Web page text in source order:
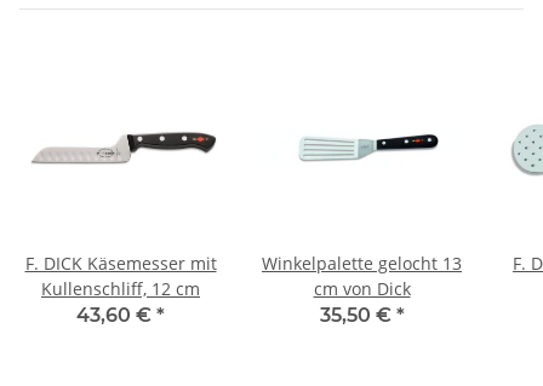
F. DICK Käsemesser mit
Kullenschliff, 12 cm
43,60 € *
Winkelpalette gelocht 13
cm von Dick
35,50 € *
F.